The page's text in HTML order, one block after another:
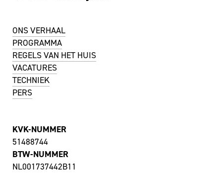
ONS VERHAAL
PROGRAMMA
REGELS VAN HET HUIS
VACATURES
TECHNIEK
PERS
KVK-NUMMER
51488744
BTW-NUMMER
NL001737442B11